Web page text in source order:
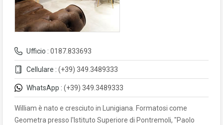
Ufficio : 0187.833693
Cellulare : (+39) 349.3489333
WhatsApp : (+39) 349.3489333
William è nato e cresciuto in Lunigiana. Formatosi come
Geometra presso l'Istituto Superiore di Pontremoli, "Paolo